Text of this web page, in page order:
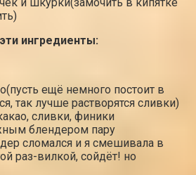
ингредиенты:
ещё немного постоит в
так лучше растворятся сливки)
сливки, финики
блендером пару
сломался и я смешивала в
раз-вилкой, сойдёт! но